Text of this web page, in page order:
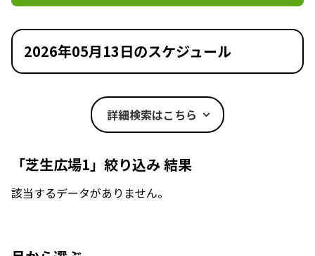
2026年05月13日のスケジュール
詳細検索はこちら
「芝生広場1」絞り込み 結果
該当するデータがありません。